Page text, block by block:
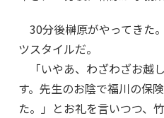
30分後榊原がやってきた
ツスタイルだ。
「いやあ、わざわざお越
す。先生のお陰で福川の保
た。」とお礼を言いつつ、